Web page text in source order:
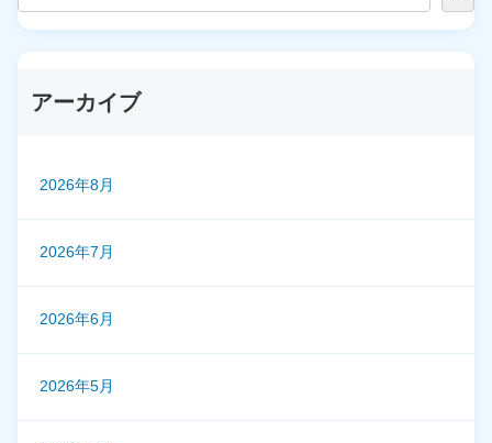
アーカイブ
2026年8月
2026年7月
2026年6月
2026年5月